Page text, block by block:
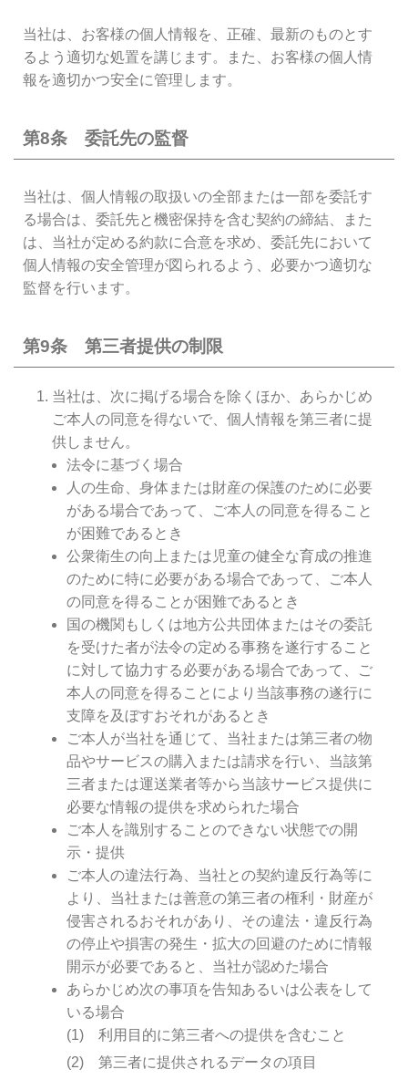
当社は、お客様の個人情報を、正確、最新のものとす
るよう適切な処置を講じます。また、お客様の個人情
報を適切かつ安全に管理します。
第8条 委託先の監督
当社は、個人情報の取扱いの全部または一部を委託す
る場合は、委託先と機密保持を含む契約の締結、また
は、当社が定める約款に合意を求め、委託先において
個人情報の安全管理が図られるよう、必要かつ適切な
監督を行います。
第9条 第三者提供の制限
当社は、次に掲げる場合を除くほか、あらかじめ
ご本人の同意を得ないで、個人情報を第三者に提
供しません。
法令に基づく場合
人の生命、身体または財産の保護のために必要
がある場合であって、ご本人の同意を得ること
が困難であるとき
公衆衛生の向上または児童の健全な育成の推進
のために特に必要がある場合であって、ご本人
の同意を得ることが困難であるとき
国の機関もしくは地方公共団体またはその委託
を受けた者が法令の定める事務を遂行すること
に対して協力する必要がある場合であって、ご
本人の同意を得ることにより当該事務の遂行に
支障を及ぼすおそれがあるとき
ご本人が当社を通じて、当社または第三者の物
品やサービスの購入または請求を行い、当該第
三者または運送業者等から当該サービス提供に
必要な情報の提供を求められた場合
ご本人を識別することのできない状態での開
示・提供
ご本人の違法行為、当社との契約違反行為等に
より、当社または善意の第三者の権利・財産が
侵害されるおそれがあり、その違法・違反行為
の停止や損害の発生・拡大の回避のために情報
開示が必要であると、当社が認めた場合
あらかじめ次の事項を告知あるいは公表をして
いる場合
利用目的に第三者への提供を含むこと
第三者に提供されるデータの項目